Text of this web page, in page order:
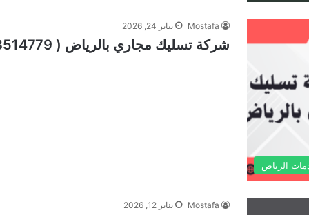
الرياض
Mostafa يناير 24, 2026
شركة تسليك مجاري بالرياض ( 0598514779 ) حل فوري 24/7 ساعة العليا
Mostafa يناير 12, 2026